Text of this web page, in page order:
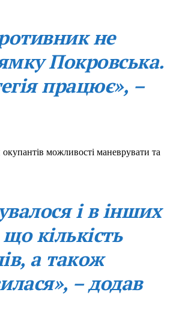
не
Покровська.
працює», –
можливості маневрувати та
і в інших
кількість
а також
– додав